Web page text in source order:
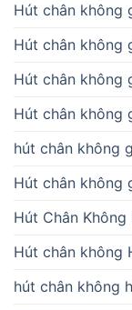
Hút chân không
Hút chân không
Hút chân không
Hút chân không
hút chân không
Hút chân không
Hút Chân Không
Hút chân không
hút chân không